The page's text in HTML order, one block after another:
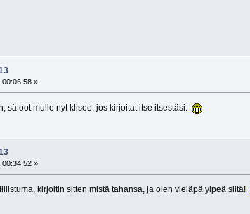
00:06:58 »
sä oot mulle nyt klisee, jos kirjoitat itse itsestäsi.
00:34:52 »
kirjoitin sitten mistä tahansa, ja olen vieläpä ylpeä siitä!